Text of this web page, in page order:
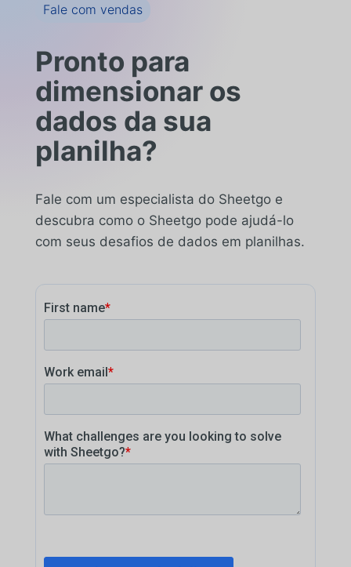
Fale com vendas
Pronto para
dimensionar os
dados da sua
planilha?
Fale com um especialista do Sheetgo e
descubra como o Sheetgo pode ajudá-lo
com seus desafios de dados em planilhas.